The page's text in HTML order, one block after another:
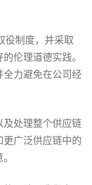
役制度，并采取
伦理道德实践。
力避免在公司经
处理整个供应链
广泛供应链中的